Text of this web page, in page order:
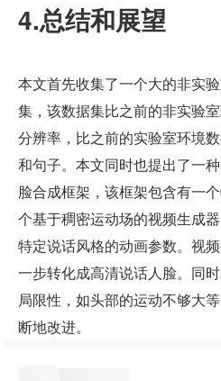
4.总结和展望
本文首先收集了一个大的非实
集，该数据集比之前的非实验
分辨率，比之前的实验室环境
和句子。本文同时也提出了一
脸合成框架，该框架包含有一
个基于稠密运动场的视频生成
特定说话风格的动画参数。视
一步转化成高清说话人脸。同
局限性，如头部的运动不够大
断地改进。